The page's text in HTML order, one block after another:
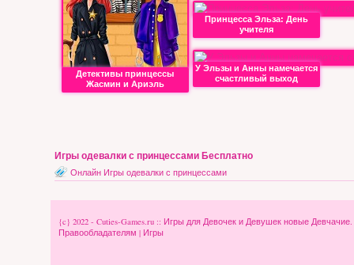
Детективы принцессы
Жасмин и Ариэль
Принцесса Эльза: День
учителя
У Эльзы и Анны намечается
счастливый выход
Игры одевалки с принцессами Бесплатно
Онлайн Игры одевалки с принцессами
{c} 2022 - Cuties-Games.ru :: Игры для Девочек и Девушек новые
Правообладателям | Игры